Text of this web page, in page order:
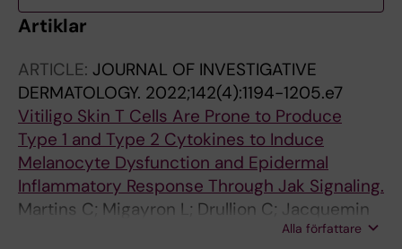
Artiklar
ARTICLE: JOURNAL OF INVESTIGATIVE
DERMATOLOGY. 2022;142(4):1194-1205.e7
Vitiligo Skin T Cells Are Prone to Produce
Type 1 and Type 2 Cytokines to Induce
Melanocyte Dysfunction and Epidermal
Inflammatory Response Through Jak Signaling.
Martins C; Migayron L; Drullion C; Jacquemin
C; Lucchese F; Rambert J; Merhi R; Michon P;
Alla författare